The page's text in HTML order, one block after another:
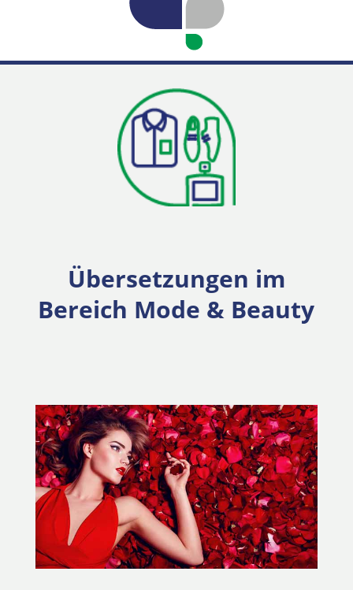
Übersetzungen im
Bereich Mode & Beauty